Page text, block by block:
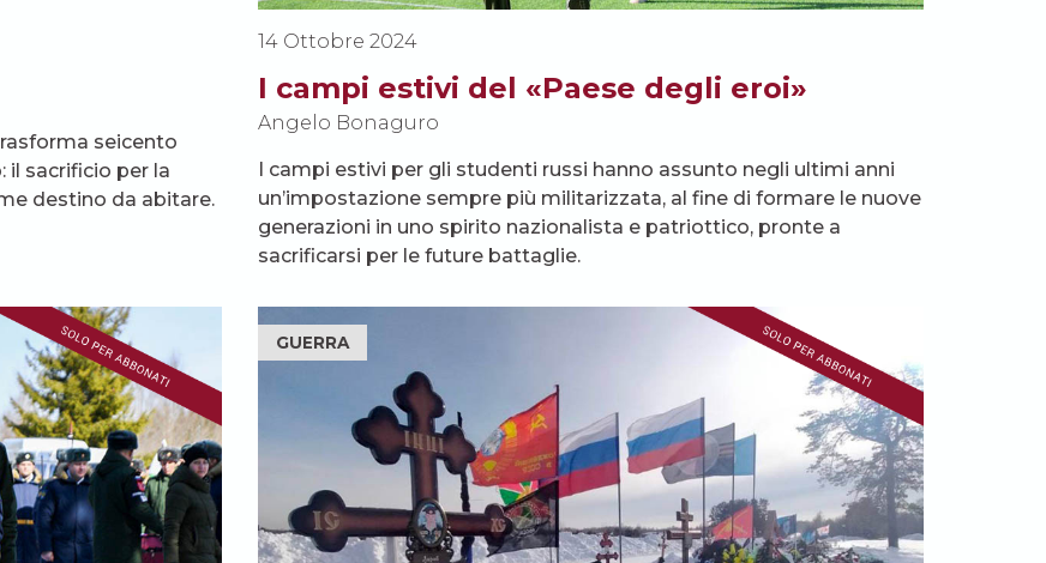
seicento
il sacrificio per la
destino da abitare.
14 Ottobre 2024
I campi estivi del «Paese degli eroi»
Angelo Bonaguro
I campi estivi per gli studenti russi hanno assunto negli ultimi anni
un’impostazione sempre più militarizzata, al fine di formare le nuove
generazioni in uno spirito nazionalista e patriottico, pronte a
sacrificarsi per le future battaglie.
GUERRA